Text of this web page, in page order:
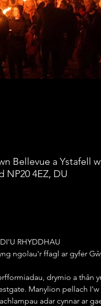
Bellevue a Ystafell
NP20 4EZ, DU
RHYDDHAU
ngolau'r ffagl ar gyfer
drymio a thân
Manylion pellach
adar cynnar ar